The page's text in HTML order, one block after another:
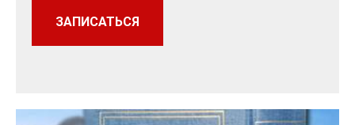
ЗАПИСАТЬСЯ